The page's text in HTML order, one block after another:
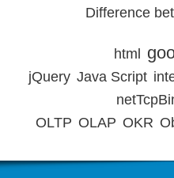
Difference
html
Java Script
jQuery
OKR
OLAP
OLTP